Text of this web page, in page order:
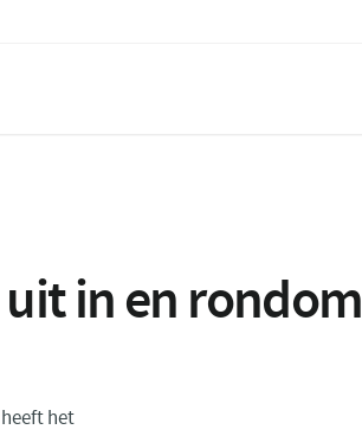
in en rondom
het